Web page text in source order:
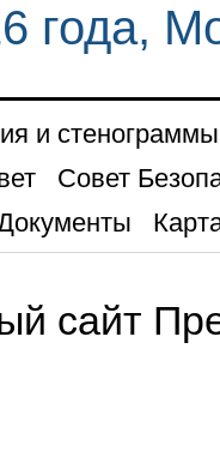
года,
и стенограммы
Совет
сайт